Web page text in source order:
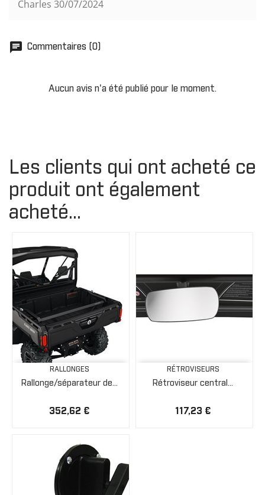
Charles 30/07/2024
chat Commentaires (0)
Aucun avis n'a été publié pour le moment.
Les clients qui ont acheté ce
produit ont également
acheté...
RALLONGES
Rallonge/séparateur de...
352,62 €
RÉTROVISEURS
Rétroviseur central...
117,23 €